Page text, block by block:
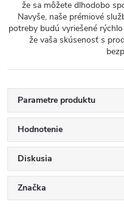
že sa môžete dlhodobo
Navyše, naše prémiové
potreby budú vyriešené
že vaša skúsenosť s
Parametre produktu
Hodnotenie
Diskusia
Značka